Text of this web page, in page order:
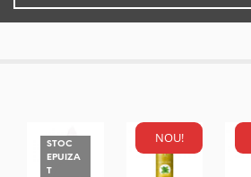
STOC
EPUIZA
T
NOU!